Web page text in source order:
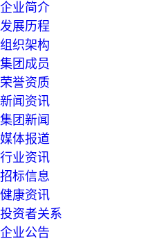
企业简介
发展历程
组织架构
集团成员
荣誉资质
新闻资讯
集团新闻
媒体报道
行业资讯
招标信息
健康资讯
投资者关系
企业公告